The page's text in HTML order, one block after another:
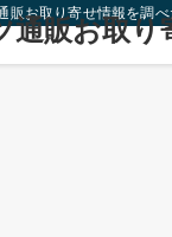
お取り寄せ情報を調
通販お取り